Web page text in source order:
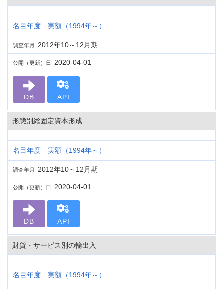
名目年度 実額（1994年～）
調査年月 2012年10～12月期
公開（更新）日 2020-04-01
DB API
形態別総固定資本形成
名目年度 実額（1994年～）
調査年月 2012年10～12月期
公開（更新）日 2020-04-01
DB API
財貨・サービス別の輸出入
名目年度 実額（1994年～）